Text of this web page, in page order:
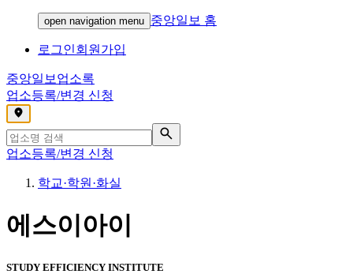
open navigation menu 중앙일보 홈
로그인회원가입
중앙일보 업소록
업소등록/변경 신청
,
업소등록/변경 신청
학교·학원·화실
에스이아이
STUDY EFFICIENCY INSTITUTE